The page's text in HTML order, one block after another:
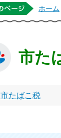
ホーム
市た
市たばこ税